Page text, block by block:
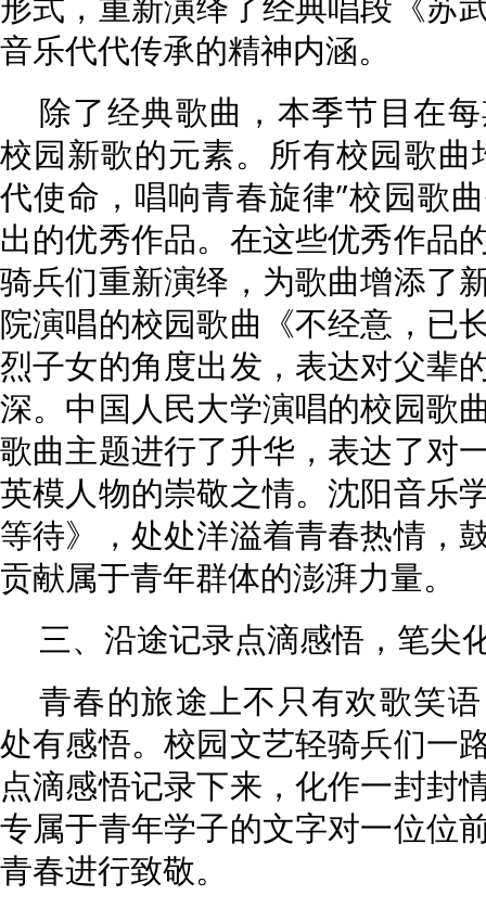
音乐代代传承的精神内涵。
除了经典歌曲，本季节目在
校园新歌的元素。所有校园歌曲
代使命，唱响青春旋律”校园歌
出的优秀作品。在这些优秀作品
骑兵们重新演绎，为歌曲增添了
院演唱的校园歌曲《不经意，已
烈子女的角度出发，表达对父辈
深。中国人民大学演唱的校园歌
歌曲主题进行了升华，表达了对
英模人物的崇敬之情。沈阳音乐
等待》，处处洋溢着青春热情，
贡献属于青年群体的澎湃力量。
三、沿途记录点滴感悟，笔尖
青春的旅途上不只有欢歌笑
处有感悟。校园文艺轻骑兵们一
点滴感悟记录下来，化作一封封
专属于青年学子的文字对一位位
青春进行致敬。